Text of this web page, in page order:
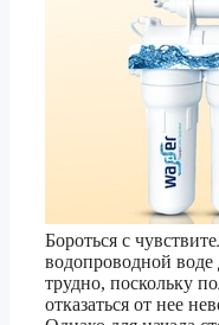
Бороться с
водопроводной воде
трудно, поскольку
отказаться от нее